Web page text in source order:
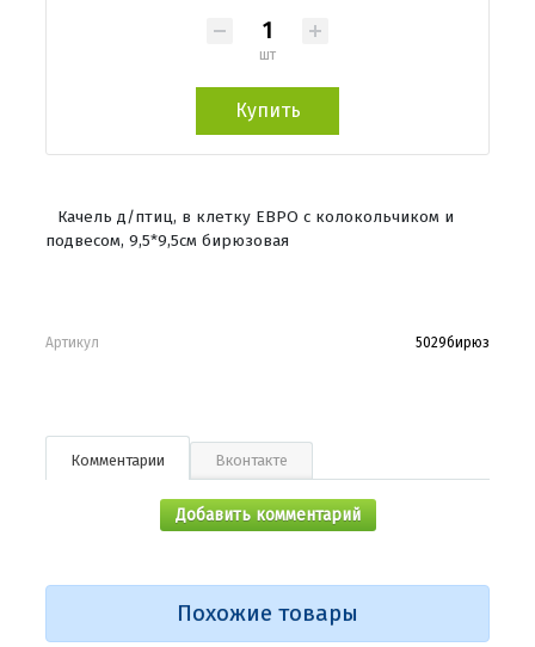
шт
Купить
Качель д/птиц, в клетку ЕВРО с колокольчиком и
подвесом, 9,5*9,5см бирюзовая
Артикул 5029бирюз
Комментарии Вконтакте
Добавить комментарий
Похожие товары